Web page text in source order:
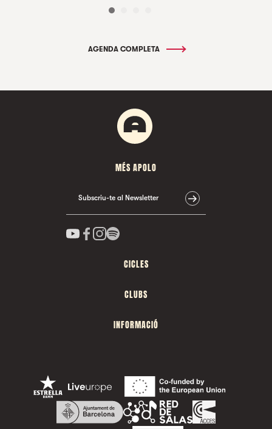
AGENDA COMPLETA
MÉS APOLO
Subscriu-te al Newsletter
CICLES
CLUBS
INFORMACIÓ